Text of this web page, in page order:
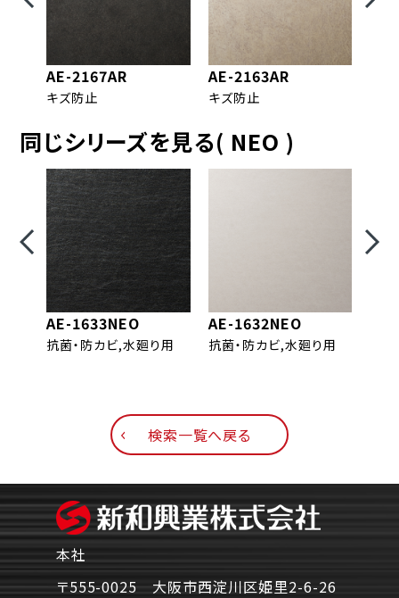
AE-2167AR
キズ防止
AE-2163AR
キズ防止
同じシリーズを見る( NEO )
AE-1633NEO
抗菌・防カビ,水廻り用
AE-1632NEO
抗菌・防カビ,水廻り用
検索一覧へ戻る
本社
〒555-0025 大阪市西淀川区姫里2-6-26